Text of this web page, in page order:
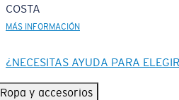
COSTA
MÁS INFORMACIÓN
¿NECESITAS AYUDA PARA
Ropa y accesorios